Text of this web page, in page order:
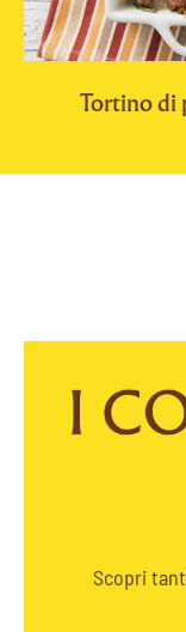
Tortino di
Scopri